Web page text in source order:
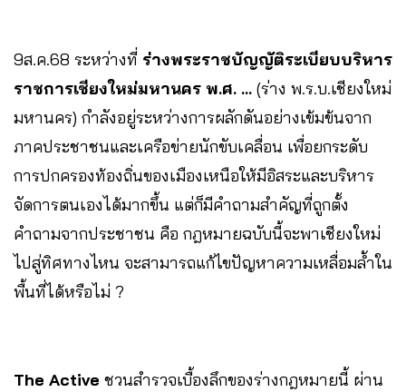
9ส.ค.68 ระหว่างที่ ร่างพระราชบัญญัติระเบียบบริหาร
ราชการเชียงใหม่มหานคร พ.ศ. … (ร่าง พ.ร.บ.เชียงใหม่
มหานคร) กำลังอยู่ระหว่างการผลักดันอย่างเข้มข้นจาก
ภาคประชาชนและเครือข่ายนักขับเคลื่อน เพื่อยกระดับ
การปกครองท้องถิ่นของเมืองเหนือให้มีอิสระและบริหาร
จัดการตนเองได้มากขึ้น แต่ก็มีคำถามสำคัญที่ถูกตั้ง
คำถามจากประชาชน คือ กฎหมายฉบับนี้จะพาเชียงใหม่
ไปสู่ทิศทางไหน จะสามารถแก้ไขปัญหาความเหลื่อมล้ำใน
พื้นที่ได้หรือไม่ ?
The Active ชวนสำรวจเบื้องลึกของร่างกฎหมายนี้ ผ่าน